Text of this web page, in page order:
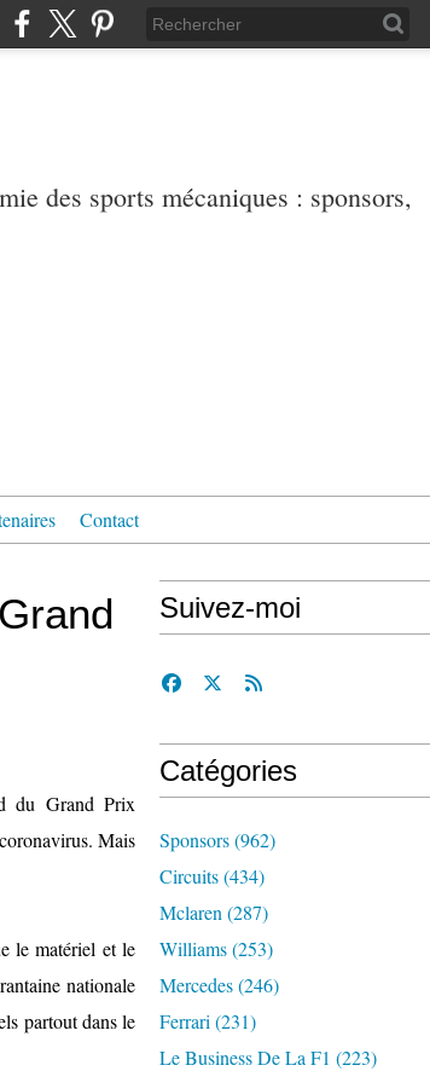
des sports mécaniques : sponsors,
Contact
du Grand Prix
Mais
le matériel et le
nationale
partout dans le
Suivez-moi
Catégories
Sponsors(962)
Circuits(434)
Mclaren (287)
Williams(253)
Mercedes(246)
Ferrari (231)
Le Business De La F1 (223)